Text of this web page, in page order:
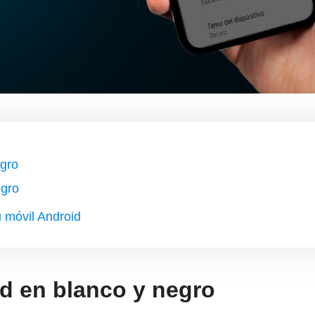
Android
en blanco y negro